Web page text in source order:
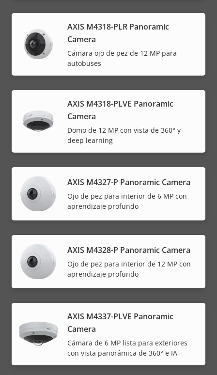
AXIS M4318-PLR Panoramic
Camera
Cámara ojo de pez de 12 MP para
autobuses
AXIS M4318-PLVE Panoramic
Camera
Domo de 12 MP con vista de 360° y
deep learning
AXIS M4327-P Panoramic Camera
Ojo de pez para interior de 6 MP con
aprendizaje profundo
AXIS M4328-P Panoramic Camera
Ojo de pez para interior de 12 MP con
aprendizaje profundo
AXIS M4337-PLVE Panoramic
Camera
Cámara de 6 MP lista para exteriores
con vista panorámica de 360° e IA